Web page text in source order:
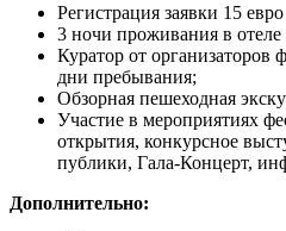
Регистрация заявки 15
3 ночи проживания в
Куратор от организаторов
дни пребывания;
Обзорная пешеходная
Участие в мероприятиях
открытия, конкурсное
публики, Гала-Концерт,
Дополнительно: